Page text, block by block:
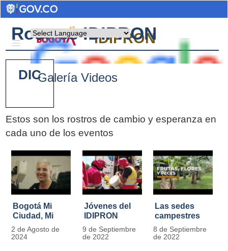
Powered by
IDIPRON
Rostros IDIPRON
Galería Videos
Estos son los rostros de cambio y esperanza en
cada uno de los eventos
Bogotá Mi
Ciudad, Mi
Casa
2 de Agosto de
2024
Jóvenes del
IDIPRON
restauraron
más de 13.000
9 de Septiembre
de 2022
Las sedes
campestres
de IDIPRON
se convierten
8 de Septiembre
de 2022
Pages
DIC